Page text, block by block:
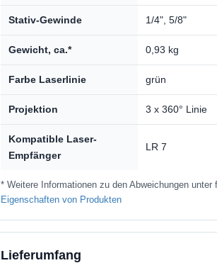
Stativ-Gewinde 1/4", 5/8"
Gewicht, ca.* 0,93 kg
Farbe Laserlinie grün
Projektion 3 x 360° Linie
Kompatible Laser-
Empfänger
LR 7
* Weitere Informationen zu den Abweichungen unter
Eigenschaften von Produkten
Lieferumfang